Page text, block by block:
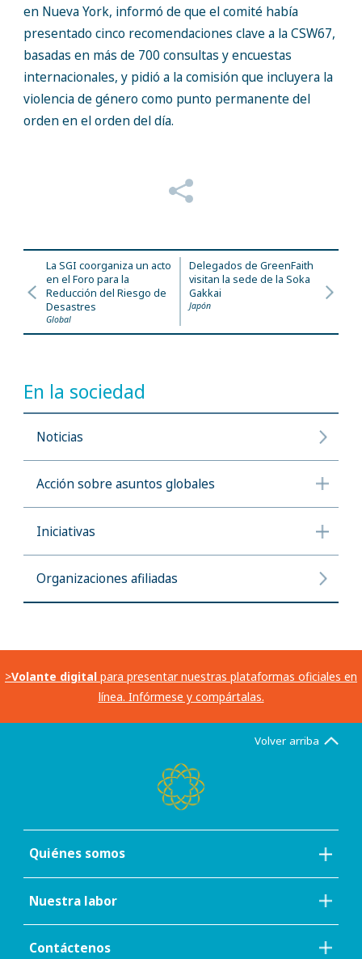
en Nueva York, informó de que el comité había
presentado cinco recomendaciones clave a la CSW67,
basadas en más de 700 consultas y encuestas
internacionales, y pidió a la comisión que incluyera la
violencia de género como punto permanente del
orden en el orden del día.
La SGI coorganiza un acto
en el Foro para la
Reducción del Riesgo de
Desastres
Global
Delegados de GreenFaith
visitan la sede de la Soka
Gakkai
Japón
En la sociedad
Noticias
Acción sobre asuntos globales
Iniciativas
Organizaciones afiliadas
>Volante digital para presentar nuestras plataformas oficiales en
línea. Infórmese y compártalas.
Volver arriba
Quiénes somos
Nuestra labor
Contáctenos